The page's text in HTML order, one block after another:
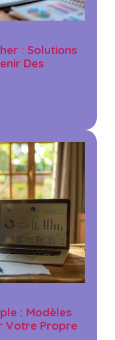
: Solutions
Des
: Modèles
Votre Propre